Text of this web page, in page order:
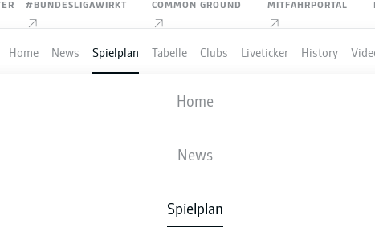
#BUNDESLIGAWIRKT COMMON GROUND MITFAHRPORTAL
Home News Spielplan Tabelle Clubs Liveticker History
Home
News
Spielplan
DORTMUND
AUFSTELLUNGEN